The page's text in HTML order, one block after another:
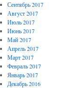
Сентябрь 2017
Август 2017
Июль 2017
Июнь 2017
Май 2017
Апрель 2017
Март 2017
Февраль 2017
Январь 2017
Декабрь 2016